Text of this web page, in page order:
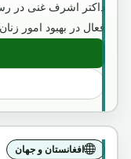
داکتر اشرف غنی در
فعال در بهبود امور
افغانستان و جهان